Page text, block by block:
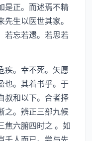
是正。而述焉不精
生以医世其家。
若忘若遗。若思若
。幸不死。矢愿
也。其着书乎。于
叔和以下。合者择
之。辨正三部九候
焦六腑四时之 。如